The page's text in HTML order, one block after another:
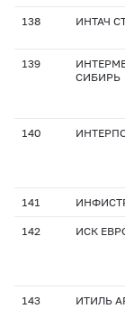
138 ИНТАЧ
139
СИБИРЬ
140
141
142 ИСК
143 ИТИЛЬ